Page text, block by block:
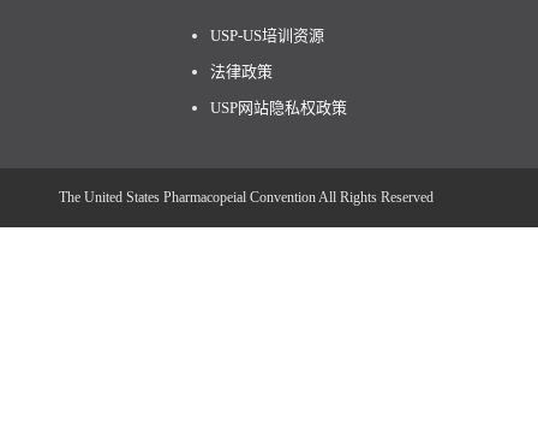
USP-US培训资源
法律政策
USP网站隐私权政策
The United States Pharmacopeial Convention All Rights Reserved